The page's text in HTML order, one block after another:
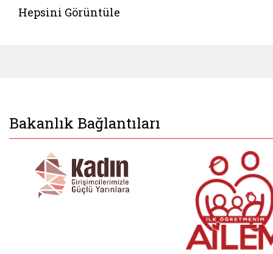
Hepsini Görüntüle
Bakanlık Bağlantıları